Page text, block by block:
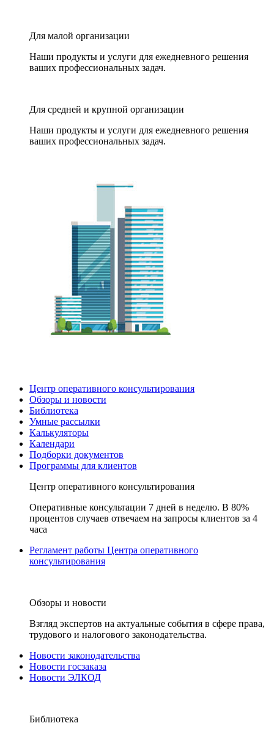
Для малой организации
Наши продукты и услуги для ежедневного решения
ваших профессиональных задач.
Для средней и крупной организации
Наши продукты и услуги для ежедневного решения
ваших профессиональных задач.
Центр оперативного консультирования
Обзоры и новости
Библиотека
Умные рассылки
Калькуляторы
Календари
Подборки документов
Программы для клиентов
Центр оперативного консультирования
Оперативные консультации 7 дней в неделю. В 80%
процентов случаев отвечаем на запросы клиентов за 4
часа
Регламент работы Центра оперативного
консультирования
Обзоры и новости
Взгляд экспертов на актуальные события в сфере права,
трудового и налогового законодательства.
Новости законодательства
Новости госзаказа
Новости ЭЛКОД
Библиотека